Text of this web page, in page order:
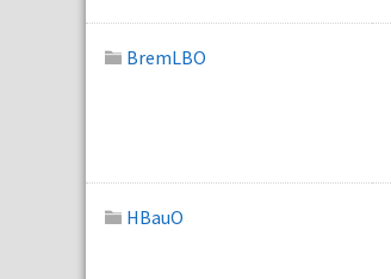
BremLBO
HBauO